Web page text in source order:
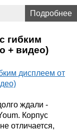
Подробнее
гибким
+ видео)
ждали -
Корпус
отличается,